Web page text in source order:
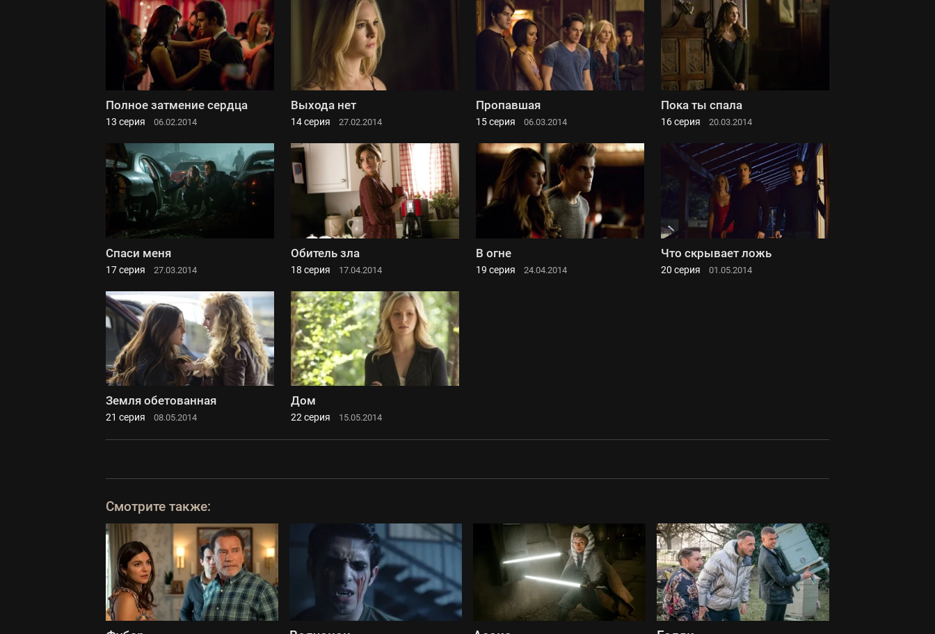
Полное затмение сердца
13 серия 06.02.2014
Выхода нет
14 серия 27.02.2014
Пропавшая
15 серия 06.03.2014
Пока ты спала
16 серия 20.03.2014
Спаси меня
17 серия 27.03.2014
Обитель зла
18 серия 17.04.2014
В огне
19 серия 24.04.2014
Что скрывает ложь
20 серия 01.05.2014
Земля обетованная
21 серия 08.05.2014
Дом
22 серия 15.05.2014
Смотрите также: